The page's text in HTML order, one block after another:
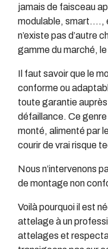
jamais de faisceau
modulable, smart….,
n’existe pas d’autre
gamme du marché,
Il faut savoir que le
conforme ou
toute garantie
défaillance. Ce
monté, alimenté par
courir de vrai risque
Nous n’intervenons
de montage non
Voilà pourquoi il est
attelage à un
attelages et